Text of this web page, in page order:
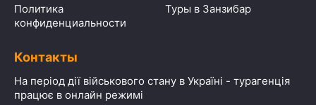
Политика
конфиденциальности
Туры в Занзибар
Контакты
На період дії військового стану в Україні - турагенція
працює в онлайн режимі